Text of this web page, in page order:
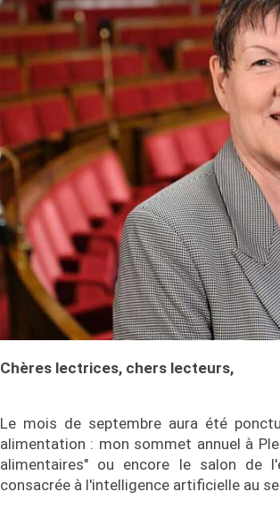
Chères lectrices, chers lecteurs,
Le mois de septembre aura été
alimentation : mon sommet annuel à
alimentaires" ou encore le salon de
consacrée à l'intelligence artificielle au